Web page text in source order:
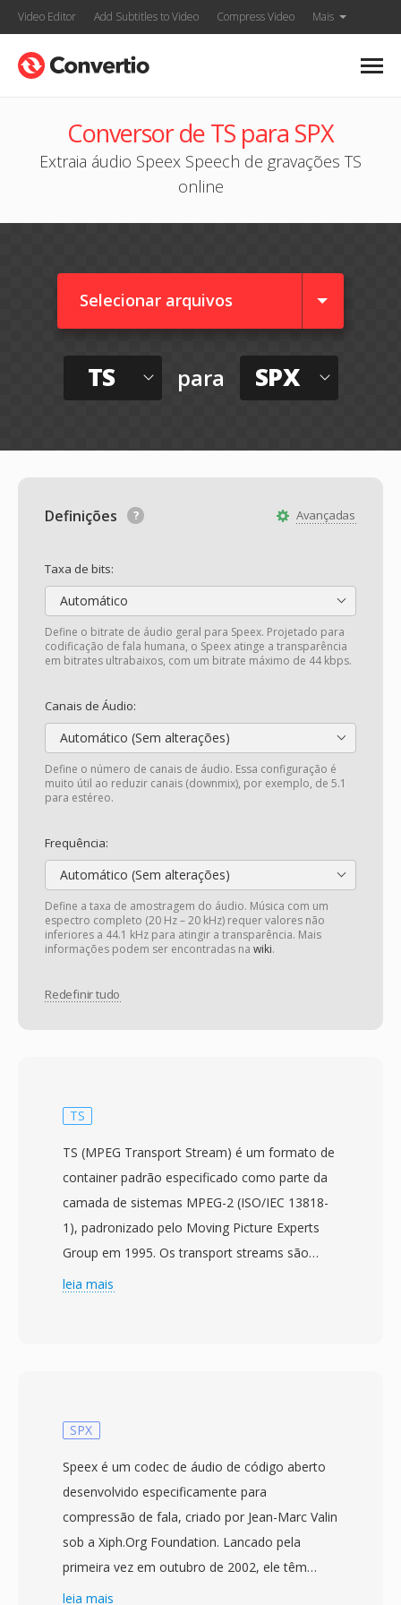
Video Editor Add Subtitles to Video Compress Video Mais
Conversor de TS para SPX
Extraia áudio Speex Speech de gravações TS
online
Selecionar arquivos
TS para SPX
Avançadas
Definições
Taxa de bits:
Automático
Define o bitrate de áudio geral para Speex. Projetado para
codificação de fala humana, o Speex atinge a transparência
em bitrates ultrabaixos, com um bitrate máximo de 44 kbps.
Canais de Áudio:
Automático (Sem alterações)
Define o número de canais de áudio. Essa configuração é
muito útil ao reduzir canais (downmix), por exemplo, de 5.1
para estéreo.
Frequência:
Automático (Sem alterações)
Define a taxa de amostragem do áudio. Música com um
espectro completo (20 Hz – 20 kHz) requer valores não
inferiores a 44.1 kHz para atingir a transparência. Mais
informações podem ser encontradas na wiki.
Redefinir tudo
TS
TS (MPEG Transport Stream) é um formato de
container padrão especificado como parte da
camada de sistemas MPEG-2 (ISO/IEC 13818-
1), padronizado pelo Moving Picture Experts
Group em 1995. Os transport streams são
projetados para ambientes de comunicação é
bytes, cada um carregando um cabecalho de 4
indicacao de erro é identificacao de fluxo. Essa
estrutura de pacotes permite que os
receptores se ressincronizem rapidamente
após interrupcoes de sinal, uma capacidade
critica para entrega de transmissão em tempo
leia mais
SPX
Speex é um codec de áudio de código aberto
desenvolvido especificamente para
compressão de fala, criado por Jean-Marc Valin
sob a Xiph.Org Foundation. Lancado pela
primeira vez em outubro de 2002, ele têm
como alvo voz sobre IP, conferencias é
leia mais